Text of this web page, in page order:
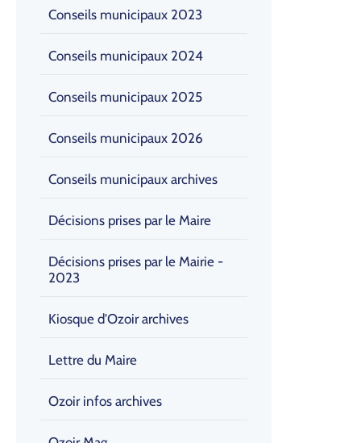
Conseils municipaux 2023
Conseils municipaux 2024
Conseils municipaux 2025
Conseils municipaux 2026
Conseils municipaux archives
Décisions prises par le Maire
Décisions prises par le Mairie -
2023
Kiosque d'Ozoir archives
Lettre du Maire
Ozoir infos archives